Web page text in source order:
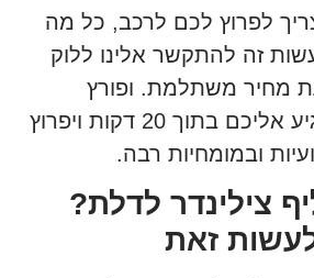
לפרוץ לכם לרכב, כל מה
זה להתקשר אלינו ללוק
מחיר משתלמת. ופורץ
המנעולים שלנו יגיע אליכם בתוך 20 דקות ויפרוץ
ובמומחיות רבה.
צילינדר לדלת?
זאת